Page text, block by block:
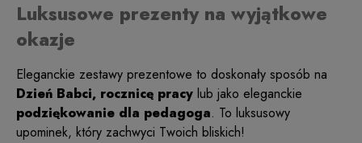
Luksusowe prezenty na wyjątkowe
okazje
Eleganckie zestawy prezentowe to doskonały sposób na
Dzień Babci, rocznicę pracy lub jako eleganckie
podziękowanie dla pedagoga. To luksusowy
upominek, który zachwyci Twoich bliskich!